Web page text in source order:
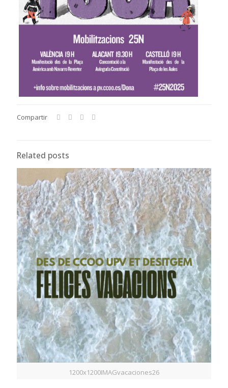
Compartir
Related posts
1200x1200IMAGvacaciones26